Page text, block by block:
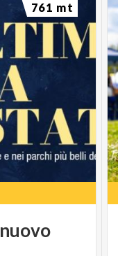
nuovo
761 mt